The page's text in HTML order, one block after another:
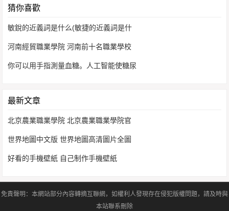
猜你喜歡
敏銳的近義詞是什么(敏捷的近義詞是什
河南經貿職業學院 河南前十名職業學校
你可以用手指測量血糖。人工智能使糖尿
最新文章
北京農業職業學院 北京農業職業學院官
世界地圖中文版 世界地圖高清圖片全圖
好看的手機壁紙 自己制作手機壁紙
免責聲明：本網站部分內容轉摘互聯網，如權利人發現存在侵犯版權問題，請及時與
本站聯系刪除